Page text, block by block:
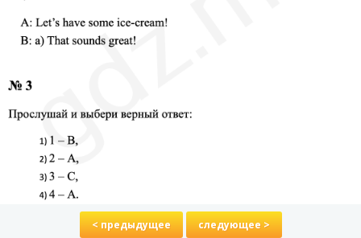
< предыдущее следующее >